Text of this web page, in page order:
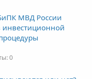
МВД России
0